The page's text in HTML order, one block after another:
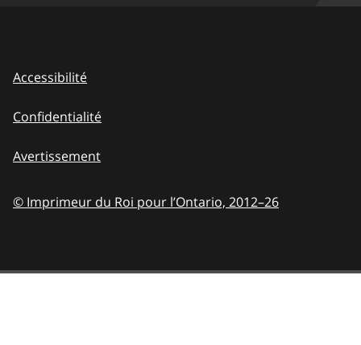
Accessibilité
Confidentialité
Avertissement
© Imprimeur du Roi pour l’Ontario, 2012–26